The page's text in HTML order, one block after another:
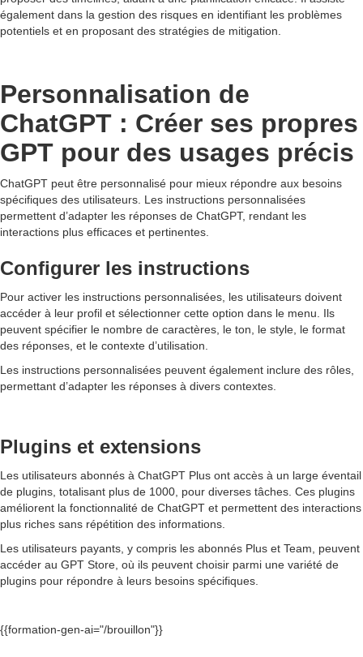
également dans la gestion des risques en identifiant les problèmes
potentiels et en proposant des stratégies de mitigation.
Personnalisation de
ChatGPT : Créer ses propres
GPT pour des usages précis
ChatGPT peut être personnalisé pour mieux répondre aux besoins
spécifiques des utilisateurs. Les instructions personnalisées
permettent d’adapter les réponses de ChatGPT, rendant les
interactions plus efficaces et pertinentes.
Configurer les instructions
Pour activer les instructions personnalisées, les utilisateurs doivent
accéder à leur profil et sélectionner cette option dans le menu. Ils
peuvent spécifier le nombre de caractères, le ton, le style, le format
des réponses, et le contexte d’utilisation.
Les instructions personnalisées peuvent également inclure des rôles,
permettant d’adapter les réponses à divers contextes.
Plugins et extensions
Les utilisateurs abonnés à ChatGPT Plus ont accès à un large éventail
de plugins, totalisant plus de 1000, pour diverses tâches. Ces plugins
améliorent la fonctionnalité de ChatGPT et permettent des interactions
plus riches sans répétition des informations.
Les utilisateurs payants, y compris les abonnés Plus et Team, peuvent
accéder au GPT Store, où ils peuvent choisir parmi une variété de
plugins pour répondre à leurs besoins spécifiques.
{{formation-gen-ai="/brouillon"}}